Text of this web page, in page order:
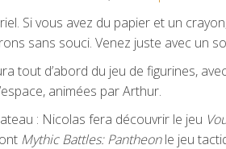
Si vous avez du papier et un
sans souci. Venez juste avec un
tout d’abord du jeu de figurines,
animées par Arthur.
: Nicolas fera découvrir le jeu
Mythic Battles: Pantheonle jeu